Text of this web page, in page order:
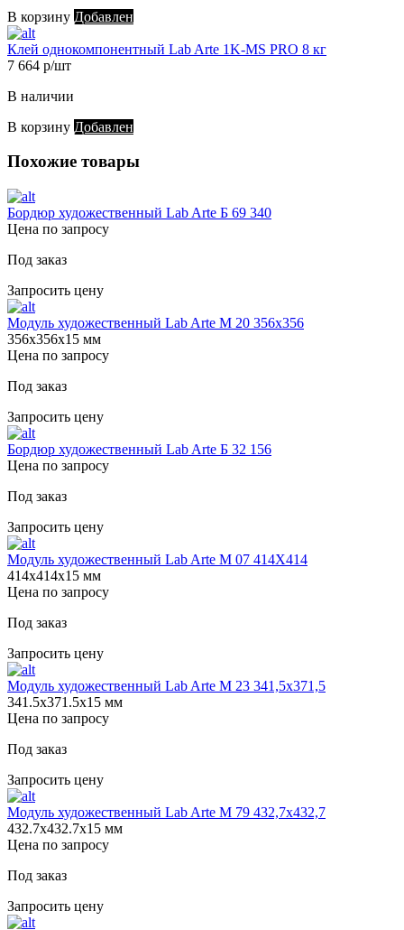
В корзину Добавлен
Клей однокомпонентный Lab Arte 1K-MS PRO 8 кг
7 664 р/шт
В наличии
В корзину Добавлен
Похожие товары
Бордюр художественный Lab Arte Б 69 340
Цена по запросу
Под заказ
Запросить цену
Модуль художественный Lab Arte М 20 356х356
356х356х15 мм
Цена по запросу
Под заказ
Запросить цену
Бордюр художественный Lab Arte Б 32 156
Цена по запросу
Под заказ
Запросить цену
Модуль художественный Lab Arte М 07 414Х414
414х414х15 мм
Цена по запросу
Под заказ
Запросить цену
Модуль художественный Lab Arte М 23 341,5х371,5
341.5х371.5х15 мм
Цена по запросу
Под заказ
Запросить цену
Модуль художественный Lab Arte М 79 432,7х432,7
432.7х432.7х15 мм
Цена по запросу
Под заказ
Запросить цену